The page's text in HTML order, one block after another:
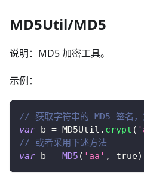
MD5Util/MD5
说明：MD5 加密工具。
示例：
// 获取字符串的 MD5 签名，
var b = MD5Util . crypt (
// 或者采用下述方法
var b = MD5 ( 'aa' , true)